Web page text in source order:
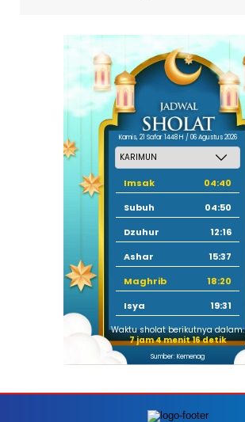
Kamis, 21 Safar 1448 H / 06 Agustus 2026
Imsak
04:40
Subuh
04:50
Dzuhur
12:16
Ashar
15:37
Maghrib
18:20
Isya
19:31
Waktu sholat berikutnya dalam:
7 jam 4 menit 14 detik
Sumber: Kemenag